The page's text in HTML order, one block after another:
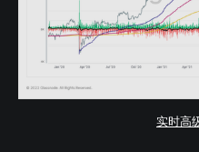
实时高